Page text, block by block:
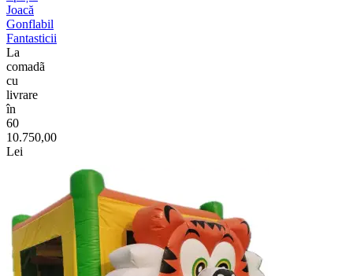
Joacă
Gonflabil
Fantasticii
La
comadã
cu
livrare
în
60
10.750,00
Lei